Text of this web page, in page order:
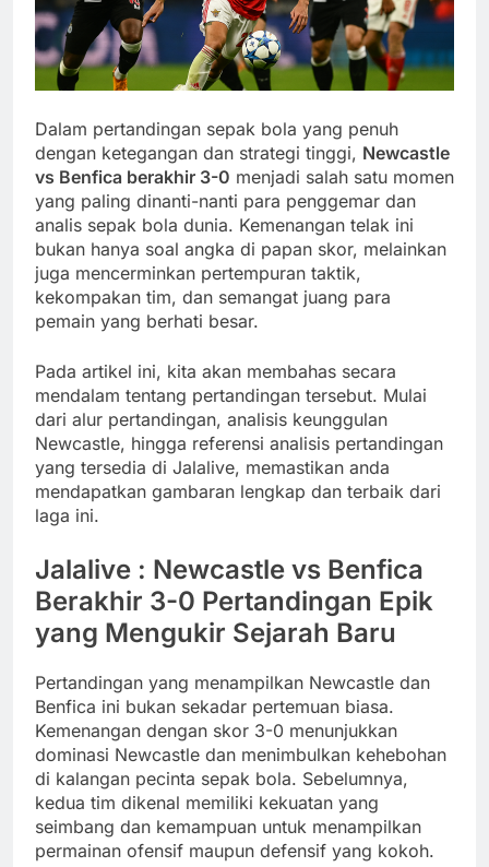
Dalam pertandingan sepak bola yang penuh
dengan ketegangan dan strategi tinggi, Newcastle
vs Benfica berakhir 3-0 menjadi salah satu momen
yang paling dinanti-nanti para penggemar dan
analis sepak bola dunia. Kemenangan telak ini
bukan hanya soal angka di papan skor, melainkan
juga mencerminkan pertempuran taktik,
kekompakan tim, dan semangat juang para
pemain yang berhati besar.
Pada artikel ini, kita akan membahas secara
mendalam tentang pertandingan tersebut. Mulai
dari alur pertandingan, analisis keunggulan
Newcastle, hingga referensi analisis pertandingan
yang tersedia di Jalalive, memastikan anda
mendapatkan gambaran lengkap dan terbaik dari
laga ini.
Jalalive : Newcastle vs Benfica
Berakhir 3-0 Pertandingan Epik
yang Mengukir Sejarah Baru
Pertandingan yang menampilkan Newcastle dan
Benfica ini bukan sekadar pertemuan biasa.
Kemenangan dengan skor 3-0 menunjukkan
dominasi Newcastle dan menimbulkan kehebohan
di kalangan pecinta sepak bola. Sebelumnya,
kedua tim dikenal memiliki kekuatan yang
seimbang dan kemampuan untuk menampilkan
permainan ofensif maupun defensif yang kokoh.